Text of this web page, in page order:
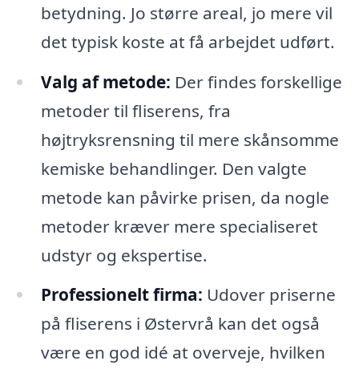
betydning. Jo større areal, jo mere vil
det typisk koste at få arbejdet udført.
Valg af metode: Der findes forskellige
metoder til fliserens, fra
højtryksrensning til mere skånsomme
kemiske behandlinger. Den valgte
metode kan påvirke prisen, da nogle
metoder kræver mere specialiseret
udstyr og ekspertise.
Professionelt firma: Udover priserne
på fliserens i Østervrå kan det også
være en god idé at overveje, hvilken